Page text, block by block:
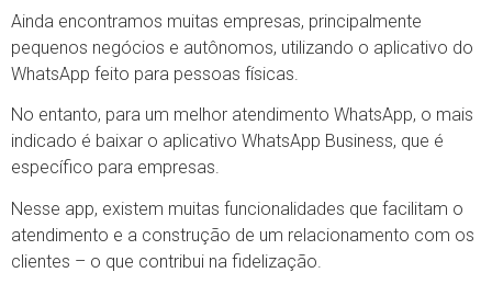
Ainda encontramos muitas empresas, principalmente
pequenos negócios e autônomos, utilizando o aplicativo do
WhatsApp feito para pessoas físicas.
No entanto, para um melhor atendimento WhatsApp, o mais
indicado é baixar o aplicativo WhatsApp Business, que é
específico para empresas.
Nesse app, existem muitas funcionalidades que facilitam o
atendimento e a construção de um relacionamento com os
clientes – o que contribui na fidelização.